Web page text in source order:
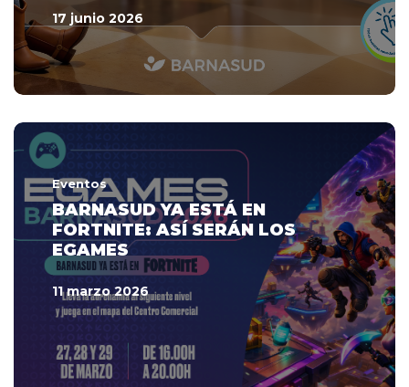
17 junio 2026
Eventos
BARNASUD YA ESTÁ EN
FORTNITE: ASÍ SERÁN LOS
EGAMES
11 marzo 2026